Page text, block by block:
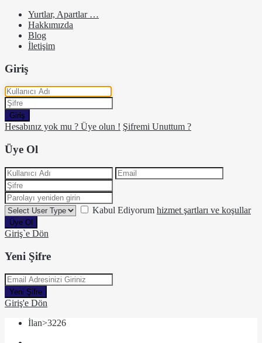
Yurtlar, Apartlar …
Hakkımızda
Blog
İletişim
Giriş
Giriş
Hesabınız yok mu ? Üye olun ! Şifremi Unuttum ?
Üye Ol
Kabul Ediyorum hizmet şartları ve koşullar
Üye Ol
Giriş`e Dön
Yeni Şifre
Yeni Şifre
Giriş'e Dön
İlan>3226